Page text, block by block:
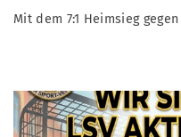
Mit dem 7:1 Heimsieg